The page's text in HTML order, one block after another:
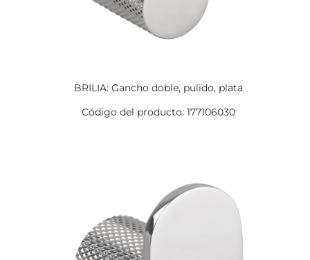
BRILIA: Gancho doble, pulido, plata
Código del producto: 177106030